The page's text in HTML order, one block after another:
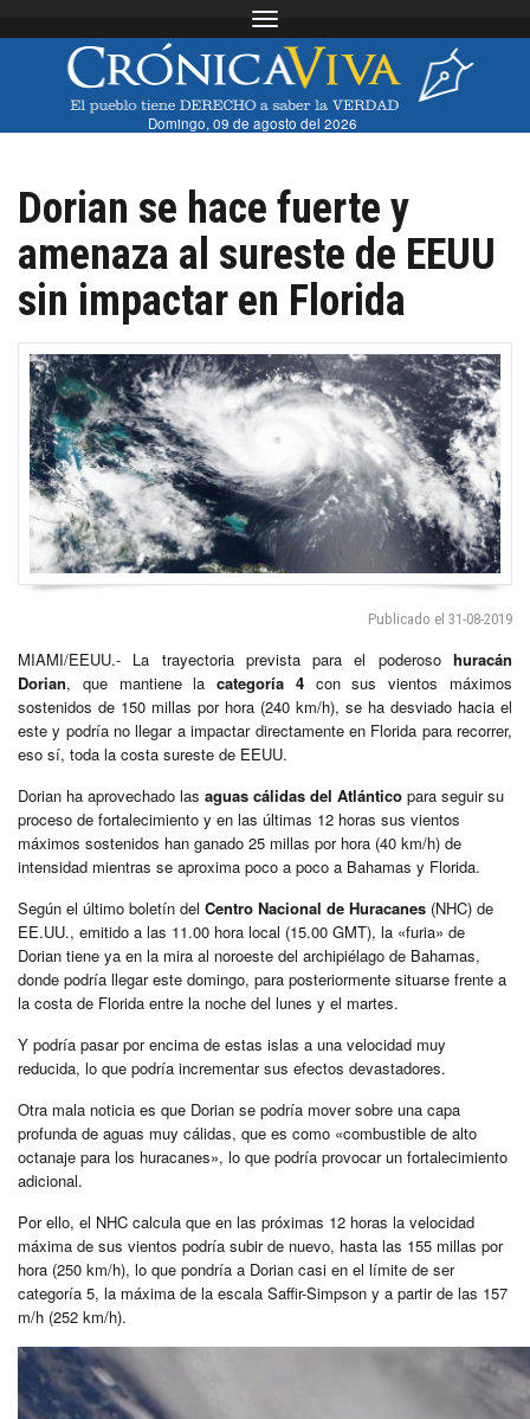
Toggle navigation
Domingo, 09 de agosto del 2026
Dorian se hace fuerte y
amenaza al sureste de EEUU
sin impactar en Florida
Publicado el 31-08-2019
MIAMI/EEUU.- La trayectoria prevista para el poderoso huracán
Dorian, que mantiene lacategoría 4con sus vientos máximos
sostenidos de 150 millas por hora (240 km/h), se ha desviado hacia el
este y podría no llegar a impactar directamente en Florida para recorrer,
eso sí, toda la costa sureste de EEUU.
Dorian ha aprovechado las aguas cálidas del Atlántico para seguir su
proceso de fortalecimiento y en las últimas 12 horas sus vientos
máximos sostenidos han ganado 25 millas por hora (40 km/h) de
intensidad mientras se aproxima poco a poco a Bahamas y Florida.
Según el último boletín del Centro Nacional de Huracanes (NHC) de
EE.UU., emitido a las 11.00 hora local (15.00 GMT), la «furia» de
Dorian tiene ya en la mira al noroeste del archipiélago de Bahamas,
donde podría llegar este domingo, para posteriormente situarse frente a
la costa de Florida entre la noche del lunes y el martes.
Y podría pasar por encima de estas islas a una velocidad muy
reducida, lo que podría incrementar sus efectos devastadores.
Otra mala noticia es que Dorian se podría mover sobre una capa
profunda de aguas muy cálidas, que es como «combustible de alto
octanaje para los huracanes», lo que podría provocar un fortalecimiento
adicional.
Por ello, el NHC calcula que en las próximas 12 horas la velocidad
máxima de sus vientos podría subir de nuevo, hasta las 155 millas por
hora (250 km/h), lo que pondría a Dorian casi en el límite de ser
categoría 5, la máxima de la escala Saffir-Simpson y a partir de las 157
m/h (252 km/h).